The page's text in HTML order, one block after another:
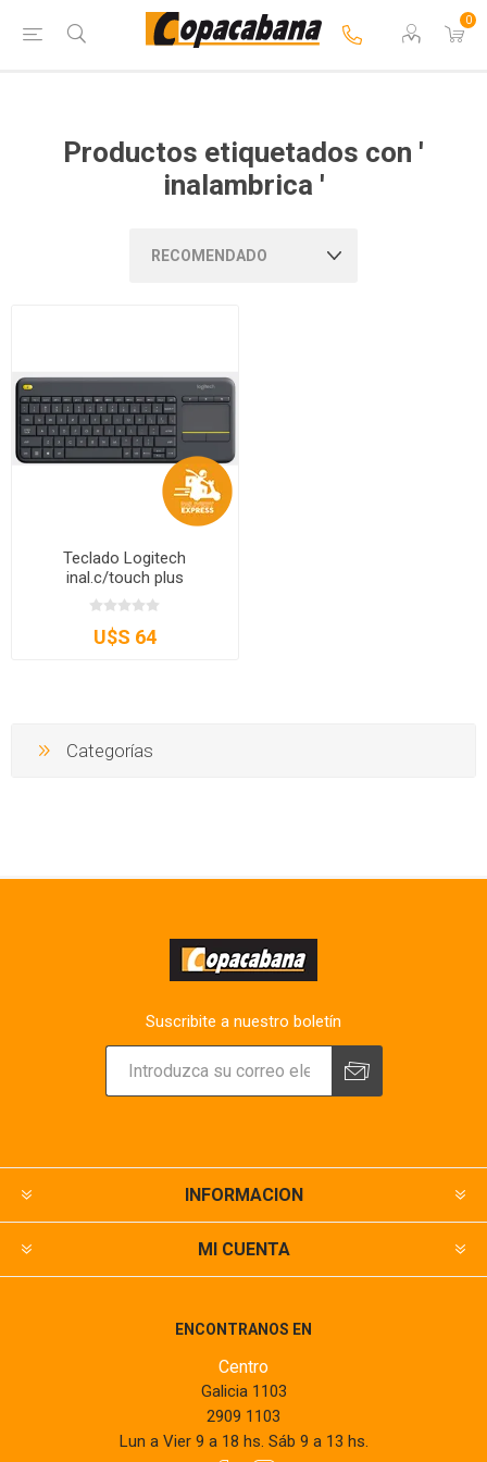
0
Productos etiquetados con '
inalambrica '
Teclado Logitech
inal.c/touch plus
U$S 64
Categorías
Suscribite a nuestro boletín
INFORMACION
MI CUENTA
ENCONTRANOS EN
Centro
Galicia 1103
2909 1103
Lun a Vier 9 a 18 hs. Sáb 9 a 13 hs.